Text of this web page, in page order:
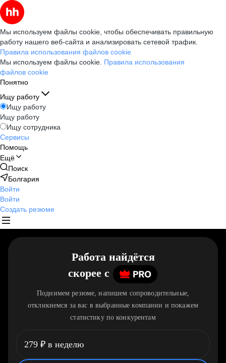
Мы используем файлы cookie, чтобы обеспечивать правильную
работу нашего веб-сайта и анализировать сетевой трафик.
Правила использования файлов cookie
Мы используем файлы cookie. Правила использования
файлов cookie
Понятно
Ищу работу
Ищу работу
Ищу работу
Ищу сотрудника
Сервисы
Помощь
Ещё
Поиск
Болгария
Войти
Войти
Создать резюме
Работа найдётся
скорее c
Поднимем резюме, напишем сопроводительные,
откликнемся за вас в выбранные компании и покажем
статистику по конкурентам
279 ₽ в неделю